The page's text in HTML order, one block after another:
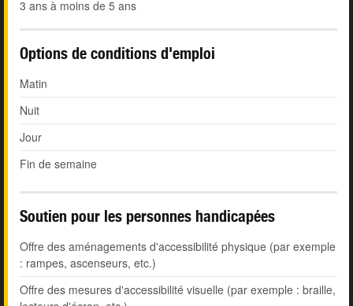
3 ans à moins de 5 ans
Options de conditions d'emploi
Matin
Nuit
Jour
Fin de semaine
Soutien pour les personnes handicapées
Offre des aménagements d'accessibilité physique (par exemple
: rampes, ascenseurs, etc.)
Offre des mesures d'accessibilité visuelle (par exemple : braille,